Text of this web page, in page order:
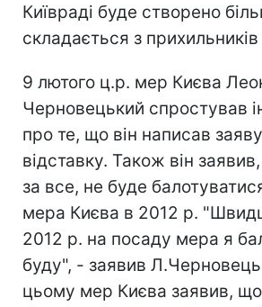
Київраді буде створено
складається з
9 лютого ц.р. мер Києва
Черновецький спростував
про те, що він написав
відставку. Також він
за все, не буде
мера Києва в 2012 р.
2012 р. на посаду мера я
буду", - заявив
цьому мер Києва заявив,